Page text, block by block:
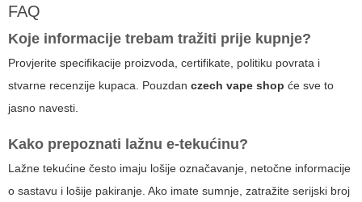
FAQ
Koje informacije trebam tražiti prije kupnje?
Provjerite specifikacije proizvoda, certifikate, politiku povrata i
stvarne recenzije kupaca. Pouzdan czech vape shop će sve to
jasno navesti.
Kako prepoznati lažnu e-tekućinu?
Lažne tekućine često imaju lošije označavanje, netočne informacije
o sastavu i lošije pakiranje. Ako imate sumnje, zatražite serijski broj